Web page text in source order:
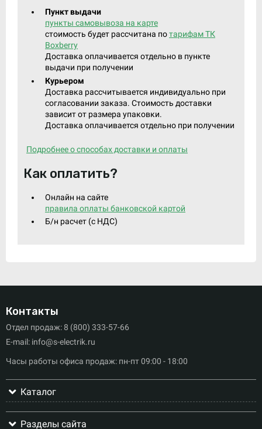
Пункт выдачи
пункты самовывоза на карте
стоимость будет рассчитана потарифам ТК
Boxberry
Доставка оплачивается отдельно в пункте
выдачи при получении
Курьером
Доставка рассчитывается индивидуально при
согласовании заказа. Стоимость доставки
зависит от размера упаковки.
Доставка оплачивается отдельно при получении
Подробнее о способах доставки и оплаты
Как оплатить?
Онлайн на сайте
правила оплаты банковской картой
Б/н расчет (c НДС)
Контакты
Отдел продаж: 8 (800) 333-57-66
E-mail: info@s-electrik.ru
Часы работы офиса продаж: пн-пт 09:00 - 18:00
Каталог
Разделы сайта